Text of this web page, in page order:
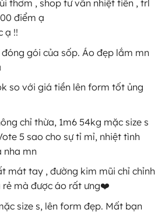
thơm , shop tư vấn nhiệt tiền , trl
điểm ạ
ạ !!
gói của sốp. Áo đẹp lắm mn
so với giá tiền lên form tốt ủng
chỉ thừa, 1m6 54kg mặc size s
5 sao cho sự tỉ mỉ, nhiệt tình
nha mn
mát tay , đường kim mũi chỉ chỉnh
rẻ mà được áo rất ưng❤️
size s, lên form đẹp. Mất bạn